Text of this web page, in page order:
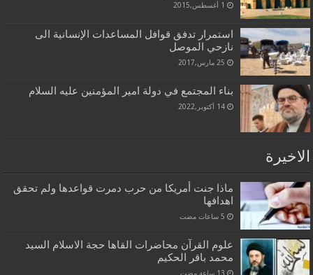
1 أغسطس,2015
استمرار تدفق قوافل المساعدات الإنسانية الى
نازحي الموصل
25 مارس,2017
بناء المجتمع في دولة امير المؤمنين عليه السلام
14 أكتوبر,2022
الاخيرة
ماذا جنت أمريكا من حرب دمرت قواعدها ولم تحقق
اهدافها
علوم القرآن محاضرات القاها حجة الاسلام السيد
محمد باقر الحكيم